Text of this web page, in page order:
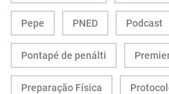
Pepe PNED Podcast
Pontapé de penálti
Preparação Física